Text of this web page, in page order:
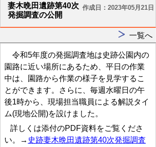
作成日：2023年05月21日
妻木晩田遺跡第40次
発掘調査の公開
一覧へ
令和5年度の発掘調査地は史跡公園内の
園路に近い場所にあるため、平日の作業
中は、園路から作業の様子を見学するこ
とができます。さらに、毎週水曜日の午
後1時から、現場担当職員による解説タイ
ム(現地公開)を設けました。
詳しくは添付のPDF資料をご覧くださ
い。→ 史跡妻木晩田遺跡第40次発掘調査